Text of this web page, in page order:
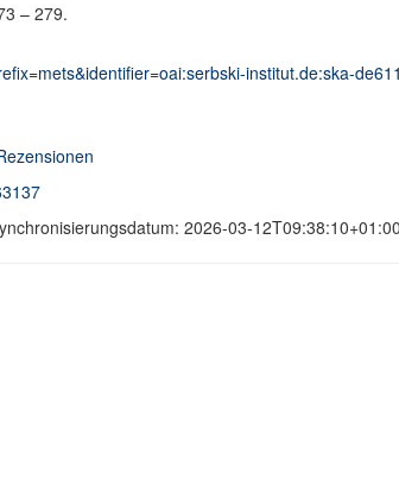
– 279.
institut.de:ska-
2026-03-12T09:38:10+01:00